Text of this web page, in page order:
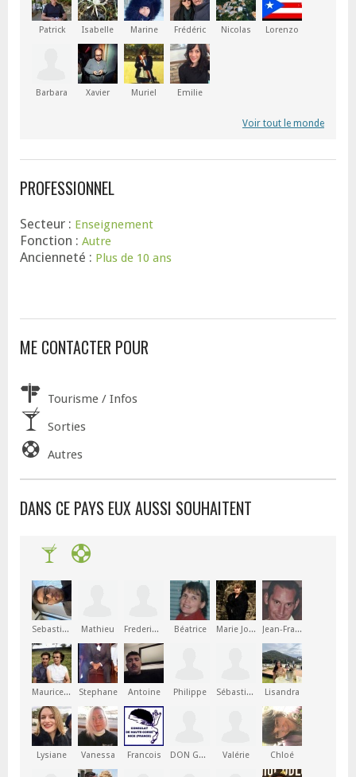
Patrick Isabelle Marine Frédéric Nicolas Lorenzo
Barbara Xavier Muriel Emilie
Voir tout le monde
PROFESSIONNEL
Secteur : Enseignement
Fonction : Autre
Ancienneté : Plus de 10 ans
ME CONTACTER POUR
Tourisme / Infos
Sorties
Autres
DANS CE PAYS EUX AUSSI SOUHAITENT
Sebastien Mathieu Frederique Béatrice Marie Joséphine Jean-François
Maurice Marius Joseph Stephane Antoine Philippe Sébastien Lisandra
Lysiane Vanessa Francois DON GHJACUMU Valérie Chloé